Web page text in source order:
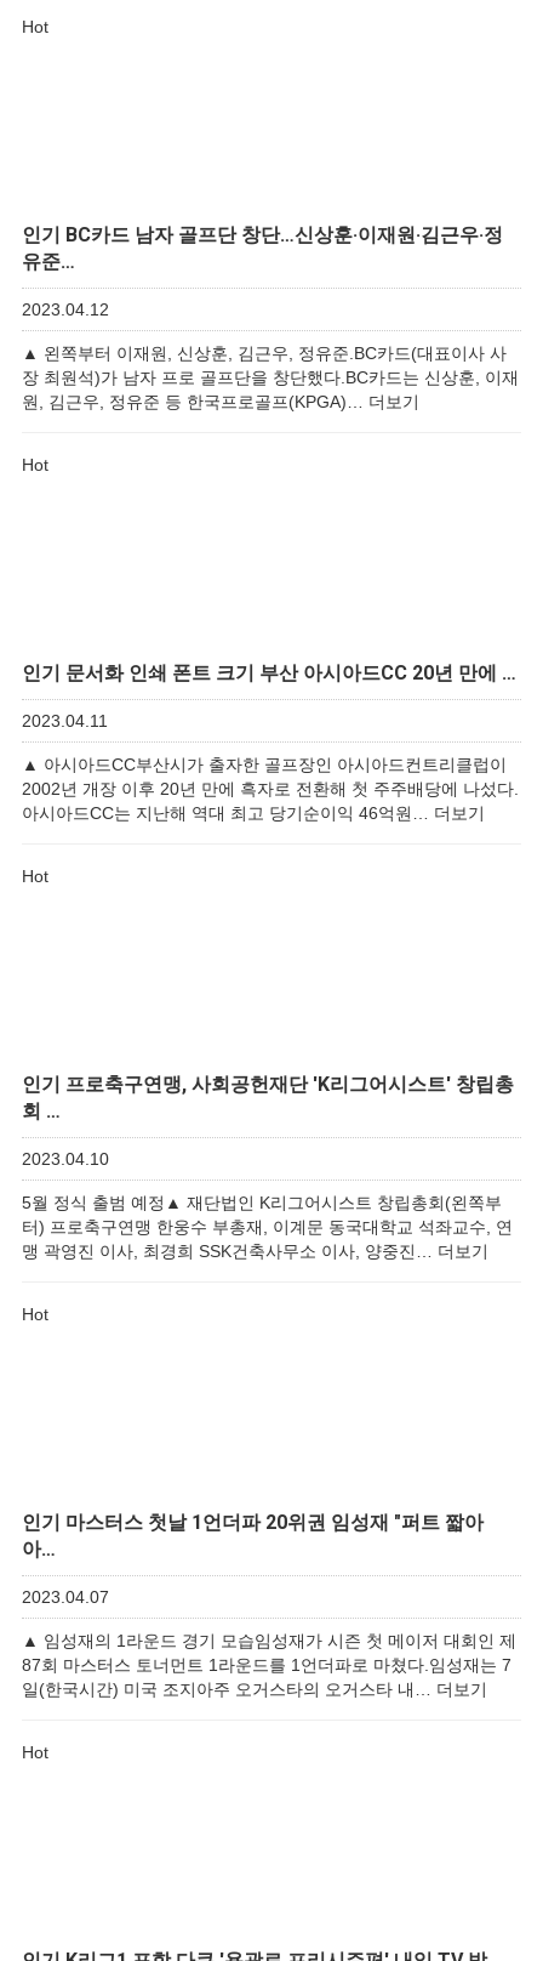
Hot
인기 BC카드 남자 골프단 창단…신상훈·이재원·김근우·정
유준…
2023.04.12
▲ 왼쪽부터 이재원, 신상훈, 김근우, 정유준.BC카드(대표이사 사
장 최원석)가 남자 프로 골프단을 창단했다.BC카드는 신상훈, 이재
원, 김근우, 정유준 등 한국프로골프(KPGA)… 더보기
Hot
인기 문서화 인쇄 폰트 크기 부산 아시아드CC 20년 만에 …
2023.04.11
▲ 아시아드CC부산시가 출자한 골프장인 아시아드컨트리클럽이
2002년 개장 이후 20년 만에 흑자로 전환해 첫 주주배당에 나섰다.
아시아드CC는 지난해 역대 최고 당기순이익 46억원… 더보기
Hot
인기 프로축구연맹, 사회공헌재단 'K리그어시스트' 창립총
회 …
2023.04.10
5월 정식 출범 예정▲ 재단법인 K리그어시스트 창립총회(왼쪽부
터) 프로축구연맹 한웅수 부총재, 이계문 동국대학교 석좌교수, 연
맹 곽영진 이사, 최경희 SSK건축사무소 이사, 양중진… 더보기
Hot
인기 마스터스 첫날 1언더파 20위권 임성재 "퍼트 짧아
아…
2023.04.07
▲ 임성재의 1라운드 경기 모습임성재가 시즌 첫 메이저 대회인 제
87회 마스터스 토너먼트 1라운드를 1언더파로 마쳤다.임성재는 7
일(한국시간) 미국 조지아주 오거스타의 오거스타 내… 더보기
Hot